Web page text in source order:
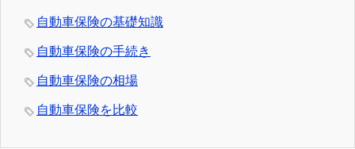
自動車保険の基礎知識
自動車保険の手続き
自動車保険の相場
自動車保険を比較